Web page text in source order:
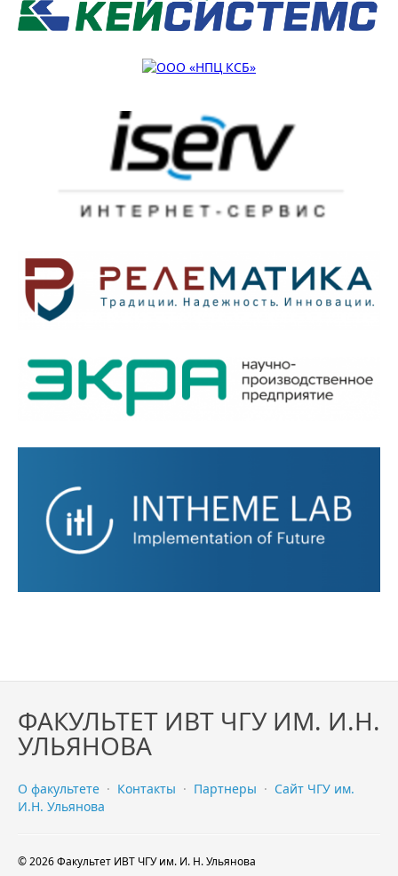
ФАКУЛЬТЕТ ИВТ ЧГУ ИМ. И.Н.
УЛЬЯНОВА
О факультете · Контакты · Партнеры · Сайт ЧГУ им.
И.Н. Ульянова
©2026 Факультет ИВТ ЧГУ им. И. Н. Ульянова